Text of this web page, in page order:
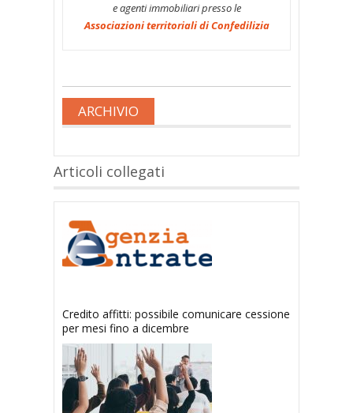
e agenti immobiliari presso le
Associazioni territoriali di Confedilizia
ARCHIVIO
Articoli collegati
Credito affitti: possibile comunicare cessione
per mesi fino a dicembre